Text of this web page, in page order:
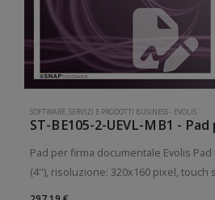
SOFTWARE, SERVIZI E PRODOTTI BUSINESS- EVOLIS
Pad per firma documentale Evolis Pad firma digitale, 10,5 cm
(4''), risoluzione: 320x160 pixel, touch